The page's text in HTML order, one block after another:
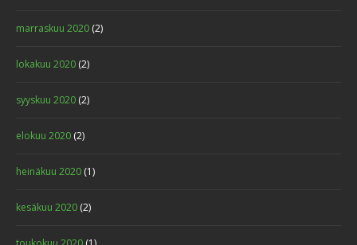
marraskuu 2020 (2)
lokakuu 2020 (2)
syyskuu 2020 (2)
elokuu 2020 (2)
heinäkuu 2020 (1)
kesäkuu 2020 (2)